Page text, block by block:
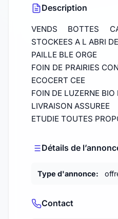
Description
VENDS BOTTES
STOCKEES A L ABRI
PAILLE BLE ORGE
FOIN DE PRAIRIES
ECOCERT CEE
FOIN DE LUZERNE BIO
LIVRAISON ASSUREE
ETUDIE TOUTES
Détails de
Type d'annonce:
Contact